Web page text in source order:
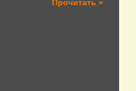
Прочитать »